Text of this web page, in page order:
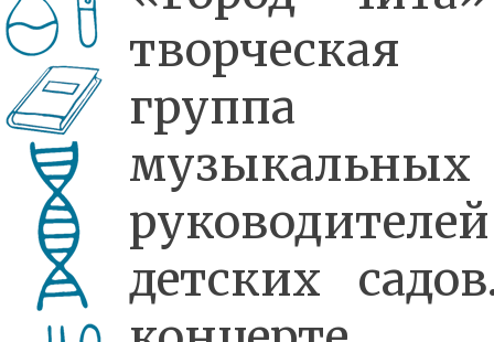
творческая
группа
музыкальных
руководителей
детских